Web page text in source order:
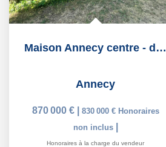
Maison Annecy centre - droit à bâtir de 490m2
Annecy
870 000 € 830 000 € Honoraires
non inclus
Honoraires à la charge du vendeur